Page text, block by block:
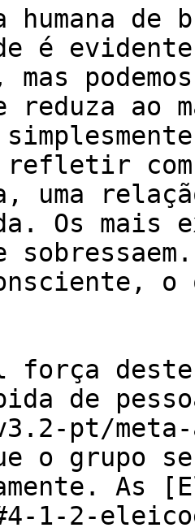
humana de
é
reduza ao
refletir
uma
Os mais
o
força
de
pt/meta-
o grupo
As
1-2-